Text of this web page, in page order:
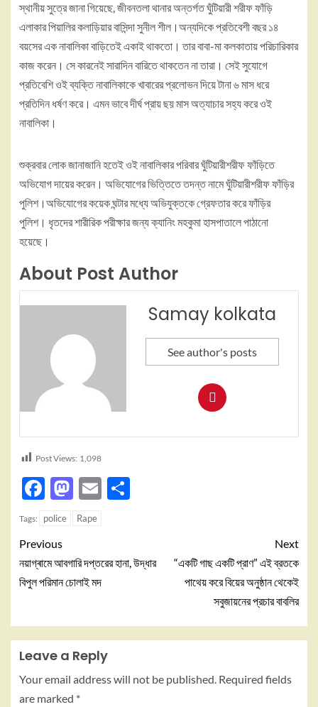
স্থানীয় সুত্রে জানা গিয়েছে, জীবনতলা থানার অন্তর্গত ঘুঁটিয়ারী শরীফ ফাঁড়ি
এলাকার পিয়ালির কলাড়িয়ার বাসিন্দা সুনীল শীল।অন্যদিকে প্রতিবেশী বছর ১৪
বয়সের এক নাবালিকা বাড়িতেই একাই থাকতো। তার বাবা-মা কলকাতায় পরিচারিকার
কাজ করেন। সে কারনেই সারাদিন বারিতে থাকতেন না তারা। সেই সুযোগে
প্রতিবেশি ওই ব্যক্তি নাবালিকাকে খাবারের প্রলোভন দিয়ে টানা ৬ মাস ধরে
প্রতিদিন ধর্ষণ করে। এমন ভাবে দীর্ঘ প্রায় ছয় মাস অত্যাচার সহ্য করে ওই
নাবালিকা।
শুক্রবার লোক জানাজানি হতেই ওই নাবালিকার পরিবার ঘুঁটিয়ারীশরীফ ফাঁড়িতে
অভিযোগ দায়ের করেন। অভিযোগের ভিত্তিতে তদন্ত নামে ঘুঁটিয়ারীশরীফ ফাঁড়ির
পুলিশ।অভিযোগের কয়েক ঘন্টার মধ্যে অভিযুক্তকে গ্রেফতার করে ফাঁড়ির
পুলিশ। ধৃতদের শারীরিক পরীক্ষার জন্য ক্যানিং মহকুমা হাসপাতালে পাঠানো
হয়েছে।
About Post Author
Samay kolkata
See author's posts
Post Views: 1,098
Facebook
Mastodon
Email
Tags: police Rape
Previous
নয়াগ্ৰামে আবগারি দপ্তরের হানা, উদ্ধার
বিপুল পরিমান চোলাই মদ
Next
“একটি গাছ একটি প্রাণ” এই ব্রতকে
পাথেয় করে বিয়ের অনুষ্ঠান থেকেই
সবুজায়নের প্রচার বাবলির
Leave a Reply
Your email address will not be published. Required fields
are marked *